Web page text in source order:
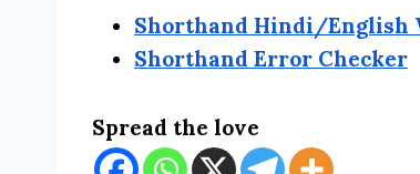
Shorthand Hindi/English
Shorthand Error Checker
Spread the love